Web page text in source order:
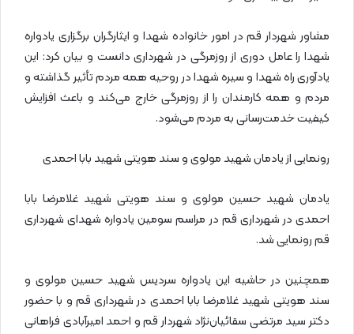
مشاور شهردار قم در امور خانواده شهدا و ایثارگران برگزاری یادواره
شهدا را عامل دوری از روزمرگی در شهرداری دانست و بیان کرد: این
یادآوری راه شهدا و سیره شهدا در روحیه همه مردم تأثیر گذاشته و
مردم و همه کارمندان را از روزمرگی خارج می‌کند و باعث افزایش
کیفیت خدمت‌رسانی به مردم می‌شود.
رونمایی از یادمان شهید مولوی و سند هویتی شهید بابا احمدی
یادمان شهید حسین مولوی و سند هویتی شهید غلامرضا بابا
احمدی در شهرداری قم در مراسم سومین یادواره شهدای شهرداری
قم رونمایی شد.
همچنین در حاشیه این یادواره سردیس شهید حسین مولوی و
سند هویتی شهید غلامرضا بابا احمدی در شهرداری قم و با حضور
دکتر سید مرتضی سقائیان‌نژاد شهردار قم و احمد امیرآبادی فراهانی